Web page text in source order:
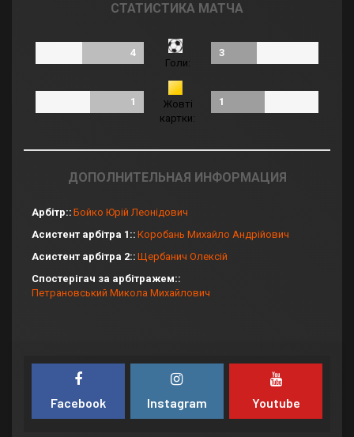
СТАТИСТИКА МАТЧА
4
Голи:
3
1
Жовті
картки:
1
ДОПОЛНИТЕЛЬНАЯ ИНФОРМАЦИЯ
Арбітр: Бойко Юрій Леонідович
Асистент арбітра 1: Коробань Михайло Андрійович
Асистент арбітра 2: Щербанич Олексій
Спостерігач за арбітражем:
Петрановський Микола Михайлович
Facebook Instagram Youtube